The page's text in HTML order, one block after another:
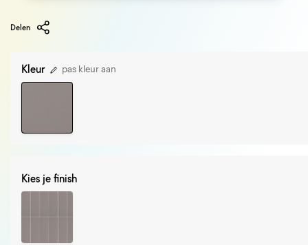
Delen
Kleur pas kleur aan
Kies je finish